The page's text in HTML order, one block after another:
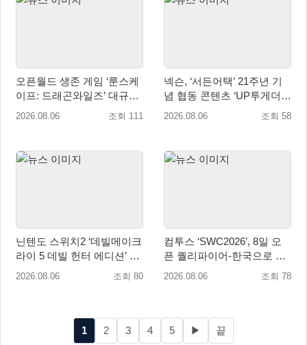
오픈월드 생존 게임 ‘룬스케
이프: 드래곤와일즈’ 대규모
유저 편의성 개선 및 사이드
2026.08.06 조회 111
넥슨, ‘서든어택’ 21주년 기
념 협동 콘텐츠 ‘UP투게더’
업데이트
2026.08.06 조회 58
닌텐도 스위치2 ‘데빌메이크
라이 5 데빌 헌터 에디션’ 패
키지 제품 8월 7일 예약판매
2026.08.06 조회 80
컴투스 ‘SWC2026’, 8일 오
픈 퀄리파이어-한국으로 시
즌 개막!
2026.08.06 조회 78
1 2 3 4 5 ▶ 끝